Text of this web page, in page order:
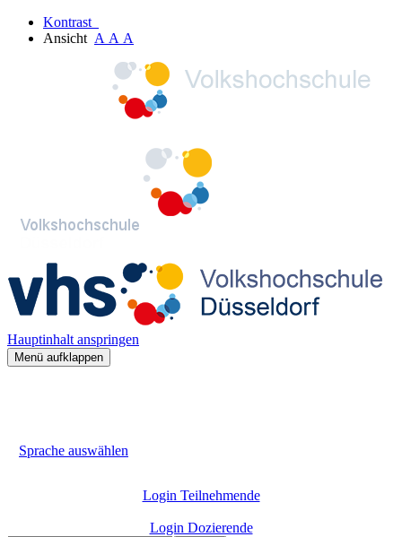
Kontrast
Ansicht A A A
Hauptinhalt anspringen
Menü aufklappen
Sprache auswählen
Login Teilnehmende
Login Dozierende